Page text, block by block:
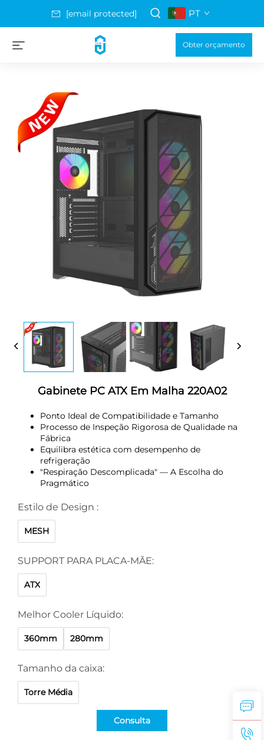
[email protected] PT
Obter orçamento
Gabinete PC ATX Em Malha 220A02
Ponto Ideal de Compatibilidade e Tamanho
Processo de Inspeção Rigorosa de Qualidade na
Fábrica
Equilibra estética com desempenho de
refrigeração
"Respiração Descomplicada" — A Escolha do
Pragmático
Estilo de Design :
MESH
SUPPORT PARA PLACA-MÃE:
ATX
Melhor Cooler Líquido:
360mm 280mm
Tamanho da caixa:
Torre Média
Consulta